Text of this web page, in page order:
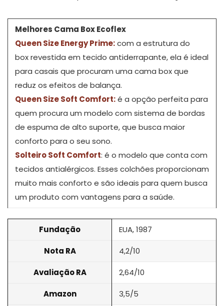
Melhores Cama Box Ecoflex
Queen Size Energy Prime:com a estrutura do
box revestida em tecido antiderrapante, ela é ideal
para casais que procuram uma cama box que
reduz os efeitos de balança.
Queen Size Soft Comfort:é a opção perfeita para
quem procura um modelo com sistema de bordas
de espuma de alto suporte, que busca maior
conforto para o seu sono.
Solteiro Soft Comfort: é o modelo que conta com
tecidos antialérgicos. Esses colchões proporcionam
muito mais conforto e são ideais para quem busca
um produto com vantagens para a saúde.
Fundação EUA, 1987
Nota RA 4,2/10
Avaliação RA 2,64/10
Amazon 3,5/5